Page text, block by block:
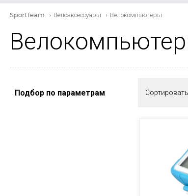
SportTeam › Велоаксессуары › Велокомпьютеры
Подбор по параметрам